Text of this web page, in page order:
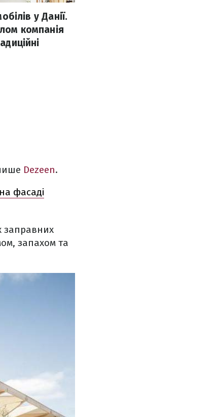
у Данії.
компанія
Dezeen.
фасаді
заправних
запахом та